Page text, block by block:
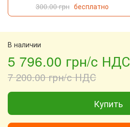
300.00 грн бесплатно
В наличии
5 796.00 грн/с НДС
7 200.00 грн/с НДС
Купить